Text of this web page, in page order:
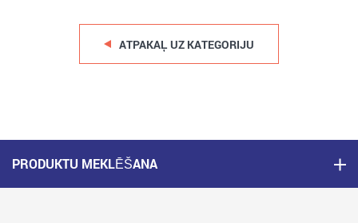
ATPAKAĻ UZ KATEGORIJU
PRODUKTU MEKLĒŠANA